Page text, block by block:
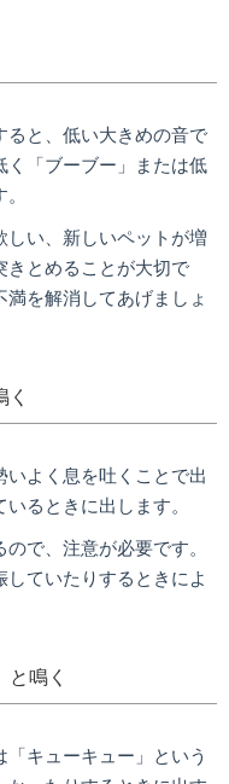
ると、低い大きめの音で
く「ブーブー」または低
い、新しいペットが増
きとめることが大切で
を解消してあげましょ
いよく息を吐くことで出
るときに出します。
で、注意が必要です。
ていたりするときによ
鳴く
キューキュー」という